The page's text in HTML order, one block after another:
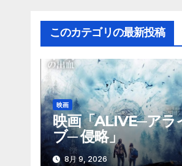
ビ
ゲ
ー
シ
ョ
ン
このカテゴリの最新投稿
映画
映画「ALIVE─アラ
ブ─ 侵略」
8月 9, 2026